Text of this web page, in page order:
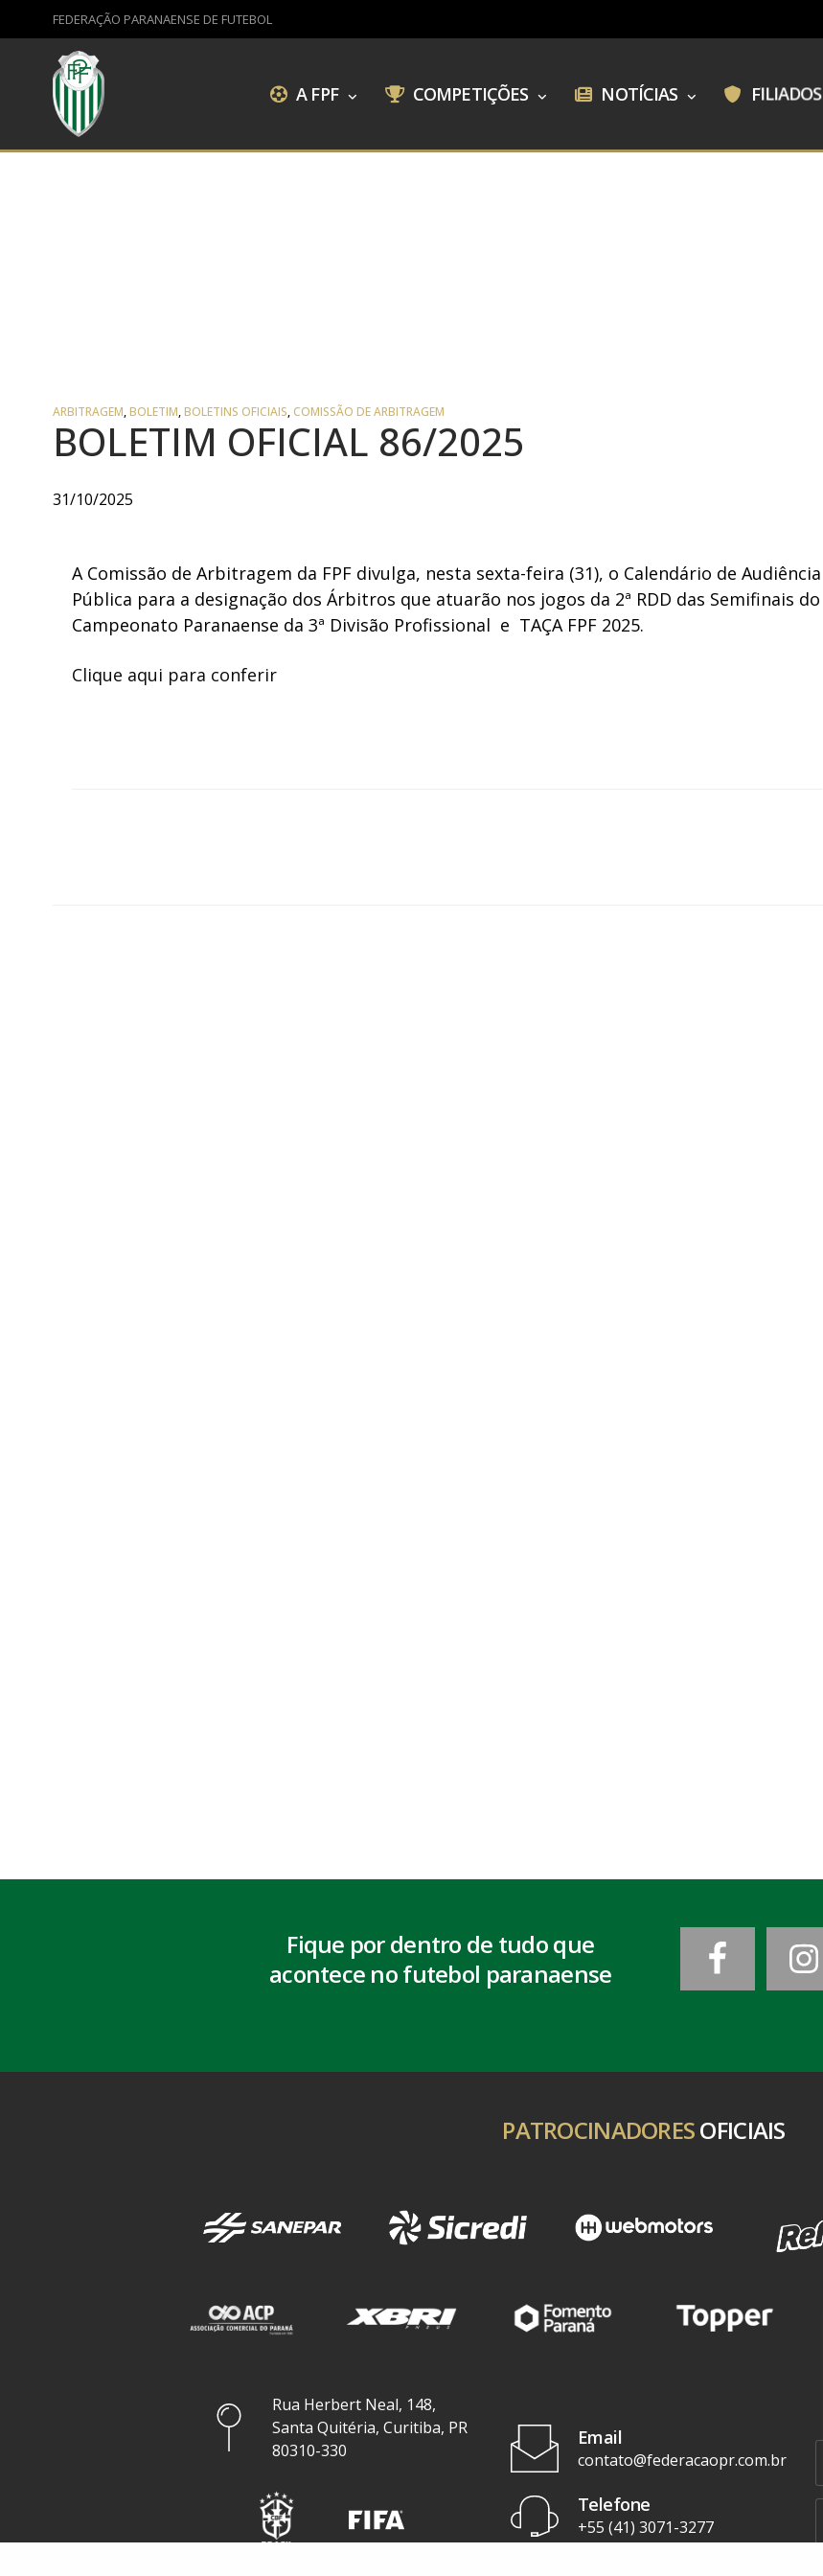
FEDERAÇÃO PARANAENSE DE FUTEBOL
A FPF COMPETIÇÕES NOTÍCIAS FILIADOS
ARBITRAGEM,BOLETIM,BOLETINS OFICIAIS,COMISSÃO DE ARBITRAGEM
BOLETIM OFICIAL 86/2025
31/10/2025
A Comissão de Arbitragem da FPF divulga, nesta sexta-feira (31), o Calendário de Audiência
Pública para a designação dos Árbitros que atuarão nos jogos da 2ª RDD das Semifinais do
Campeonato Paranaense da 3ª Divisão Profissional e TAÇA FPF 2025.
Clique aqui para conferir
Fique por dentro de tudo que
acontece no futebol paranaense
PATROCINADORESOFICIAIS
Rua Herbert Neal, 148,
Santa Quitéria, Curitiba, PR
80310-330
Email
contato@federacaopr.com.br
Telefone
+55 (41) 3071-3277